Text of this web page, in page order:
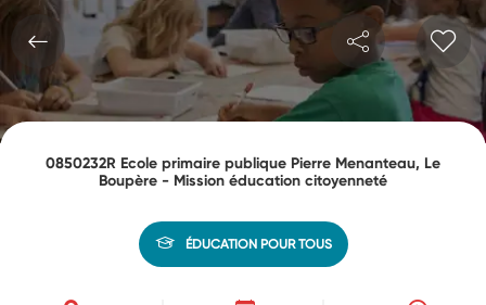
0850232R Ecole primaire publique Pierre Menanteau, Le
Boupère - Mission éducation citoyenneté
ÉDUCATION POUR TOUS